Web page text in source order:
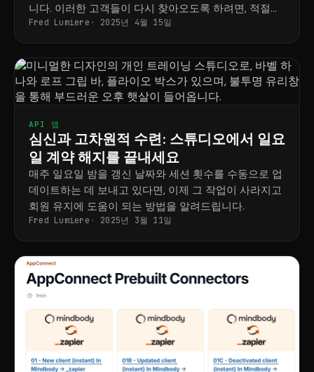
니다. 이러한 고객들이 다시 찾아오도록 하려면, 적절한
시기에 그들에게 접근하는 것이 중요합니다.
Fred Lumiere 2025년 4월 15일
API 앱
심신과 고차원적 수련: 스튜디오에서 일요
일 계약 해지를 끝내세요
매주 일요일 밤을 갱신 날짜와 세션 횟수를 수동으로 업
데이트하는 데 보내고 있다면, 이제 그 작업이 사라지고
회원 유지에 도움이 되는 방법을 알려드립니다.
Fred Lumiere 2025년 3월 11일